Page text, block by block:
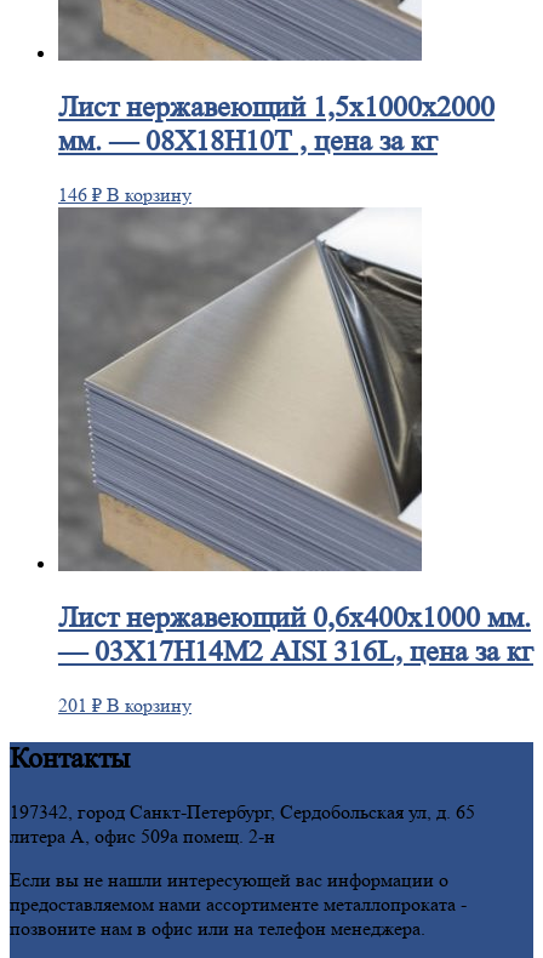
Листнержавеющий 1,5x1000x2000
мм. — 08Х18Н10Т , цена за кг
146 ₽ В корзину
Листнержавеющий 0,6x400x1000 мм.
— 03Х17Н14М2 AISI 316L, цена за кг
201 ₽ В корзину
Контакты
197342, город Санкт-Петербург, Сердобольская ул, д. 65
литера А, офис 509а помещ. 2-н
Если вы не нашли интересующей вас информации о
предоставляемом нами ассортименте металлопроката -
позвоните нам в офис или на телефон менеджера.